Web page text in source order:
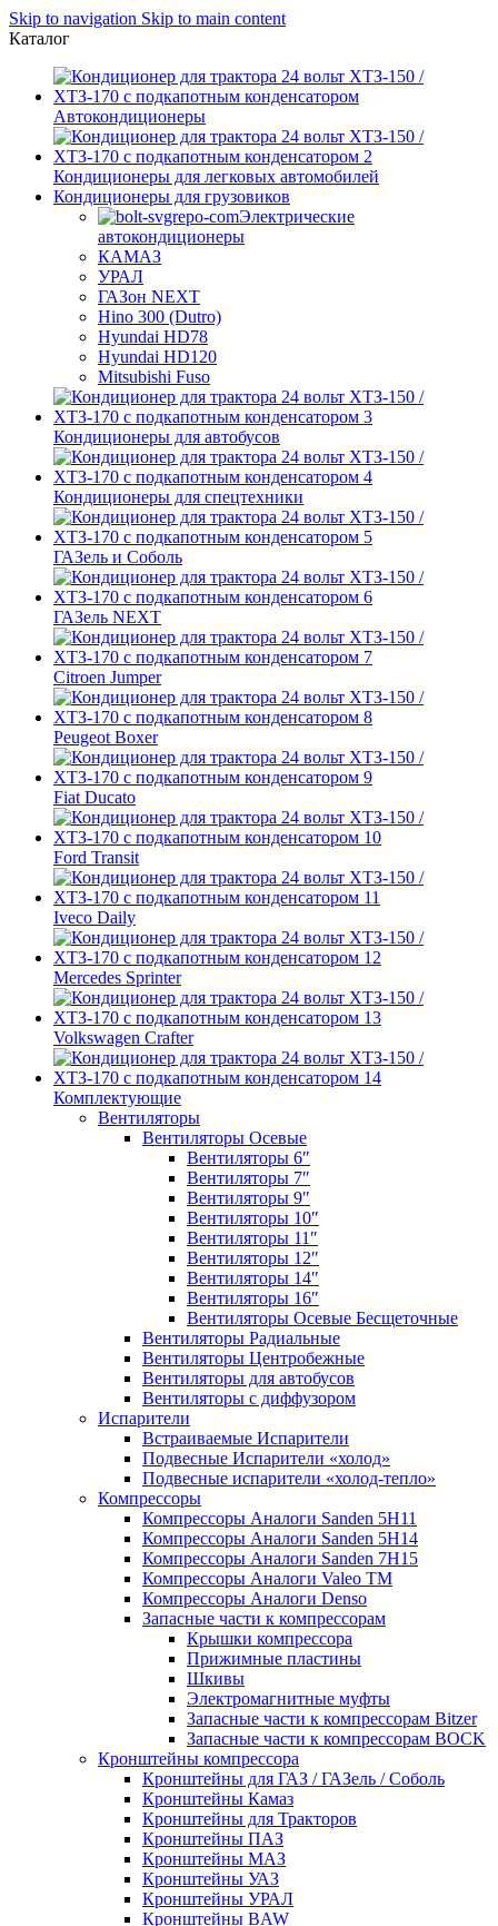
Skip to navigation Skip to main content
Каталог
Автокондиционеры
Кондиционеры для легковых автомобилей
Кондиционеры для грузовиков
Электрические
автокондиционеры
КАМАЗ
УРАЛ
ГАЗон NEXT
Hino 300 (Dutro)
Hyundai HD78
Hyundai HD120
Mitsubishi Fuso
Кондиционеры для автобусов
Кондиционеры для спецтехники
ГАЗель и Соболь
ГАЗель NEXT
Citroen Jumper
Peugeot Boxer
Fiat Ducato
Ford Transit
Iveco Daily
Mercedes Sprinter
Volkswagen Crafter
Комплектующие
Вентиляторы
Вентиляторы Осевые
Вентиляторы 6″
Вентиляторы 7″
Вентиляторы 9″
Вентиляторы 10″
Вентиляторы 11″
Вентиляторы 12″
Вентиляторы 14″
Вентиляторы 16″
Вентиляторы Осевые Бесщеточные
Вентиляторы Радиальные
Вентиляторы Центробежные
Вентиляторы для автобусов
Вентиляторы с диффузором
Испарители
Встраиваемые Испарители
Подвесные Испарители «холод»
Подвесные испарители «холод-тепло»
Компрессоры
Компрессоры Аналоги Sanden 5H11
Компрессоры Аналоги Sanden 5H14
Компрессоры Аналоги Sanden 7H15
Компрессоры Аналоги Valeo ТМ
Компрессоры Аналоги Denso
Запасные части к компрессорам
Крышки компрессора
Прижимные пластины
Шкивы
Электромагнитные муфты
Запасные части к компрессорам Bitzer
Запасные части к компрессорам BOCK
Кронштейны компрессора
Кронштейны для ГАЗ / ГАЗель / Соболь
Кронштейны Камаз
Кронштейны для Тракторов
Кронштейны ПАЗ
Кронштейны МАЗ
Кронштейны УАЗ
Кронштейны УРАЛ
Кронштейны BAW